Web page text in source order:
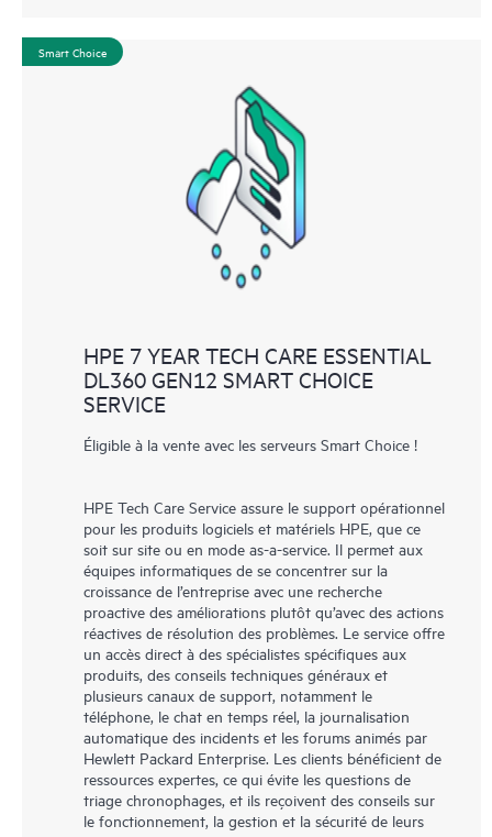
Smart Choice
HPE 7 YEAR TECH CARE ESSENTIAL
DL360 GEN12 SMART CHOICE
SERVICE
Éligible à la vente avec les serveurs Smart Choice !
HPE Tech Care Service assure le support opérationnel
pour les produits logiciels et matériels HPE, que ce
soit sur site ou en mode as-a-service. Il permet aux
équipes informatiques de se concentrer sur la
croissance de l’entreprise avec une recherche
proactive des améliorations plutôt qu’avec des actions
réactives de résolution des problèmes. Le service offre
un accès direct à des spécialistes spécifiques aux
produits, des conseils techniques généraux et
plusieurs canaux de support, notamment le
téléphone, le chat en temps réel, la journalisation
automatique des incidents et les forums animés par
Hewlett Packard Enterprise. Les clients bénéficient de
ressources expertes, ce qui évite les questions de
triage chronophages, et ils reçoivent des conseils sur
le fonctionnement, la gestion et la sécurité de leurs